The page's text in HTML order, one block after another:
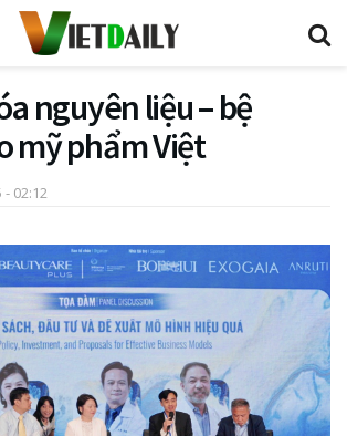
nguyên liệu – bệ
mỹ phẩm Việt
02:12